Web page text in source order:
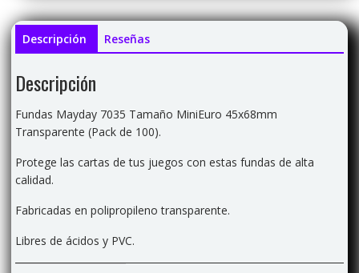
Descripción Reseñas
Descripción
Fundas Mayday 7035 Tamaño MiniEuro 45x68mm
Transparente (Pack de 100).
Protege las cartas de tus juegos con estas fundas de alta
calidad.
Fabricadas en polipropileno transparente.
Libres de ácidos y PVC.